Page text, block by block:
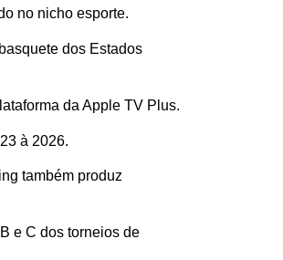
no nicho esporte.
dos Estados
da Apple TV Plus.
à 2026.
também produz
e C dos torneios de